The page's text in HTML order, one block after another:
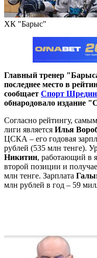
ХК "Барыс"
Главный тренер
последнее место в
сообщает Спорт
обнародовало издание
Согласно рейтингу,
лиги является Илья
ЦСКА – его годовая
рублей (535 млн тенге).
Никитин, работающий в
второй позиции и
млн тенге. Зарплата
млн рублей в год – 59